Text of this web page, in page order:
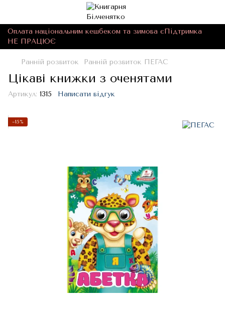
Оплата національним кешбеком та зимова єПідтримка
НЕ ПРАЦЮЄ
Ранній розвиток Ранній розвиток ПЕГАС
Цікаві книжки з оченятами
Артикул: 1315 Написати відгук
−15%